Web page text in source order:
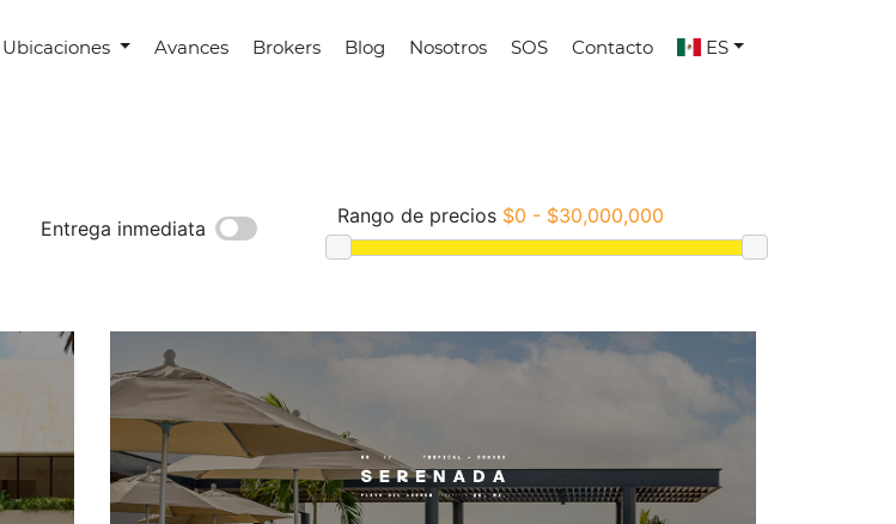
Ubicaciones Avances Brokers Blog Nosotros SOS Contacto ES
Entrega inmediata
Rango de precios $0 - $30,000,000